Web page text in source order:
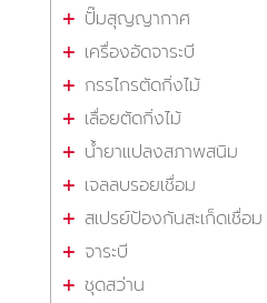
ปั๊มสุญญากาศ
เครื่องอัดจาระบี
กรรไกรตัดกิ่งไม้
เลื่อยตัดกิ่งไม้
น้ำยาแปลงสภาพสนิม
เจลลบรอยเชื่อม
สเปรย์ป้องกันสะเก็ดเชื่อม
จาระบี
ชุดสว่าน